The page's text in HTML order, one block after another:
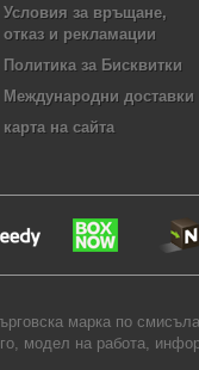
Условия за връщане,
отказ и рекламации
Политика за Бисквитки
Международни доставки
карта на сайта
марка по
модел на работа,